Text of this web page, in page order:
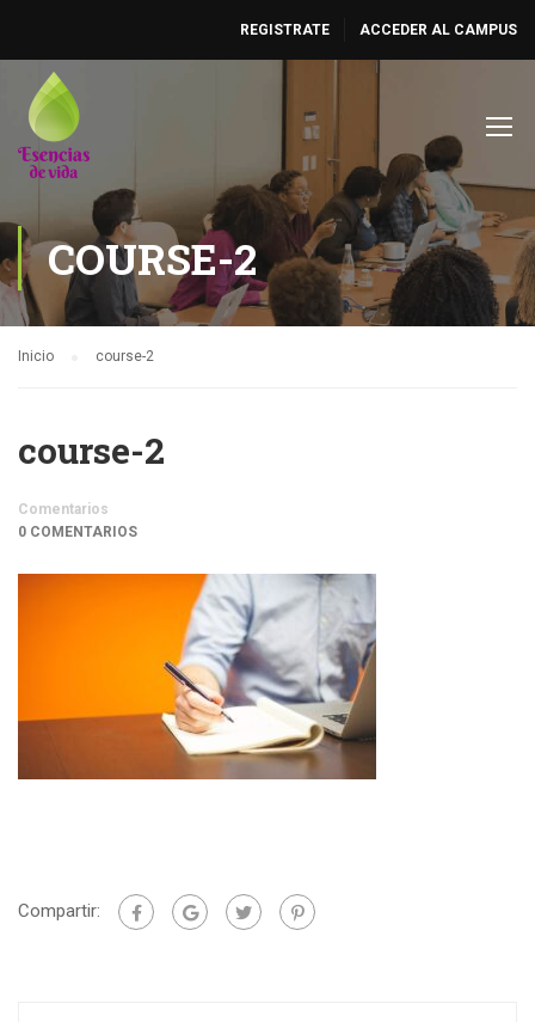
REGISTRATE ACCEDER AL CAMPUS
COURSE-2
Inicio course-2
course-2
Comentarios
0 COMENTARIOS
Compartir: